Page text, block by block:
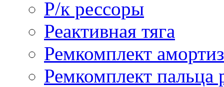
Р/к рессоры
Реактивная тяга
Ремкомплект
Ремкомплект пальца